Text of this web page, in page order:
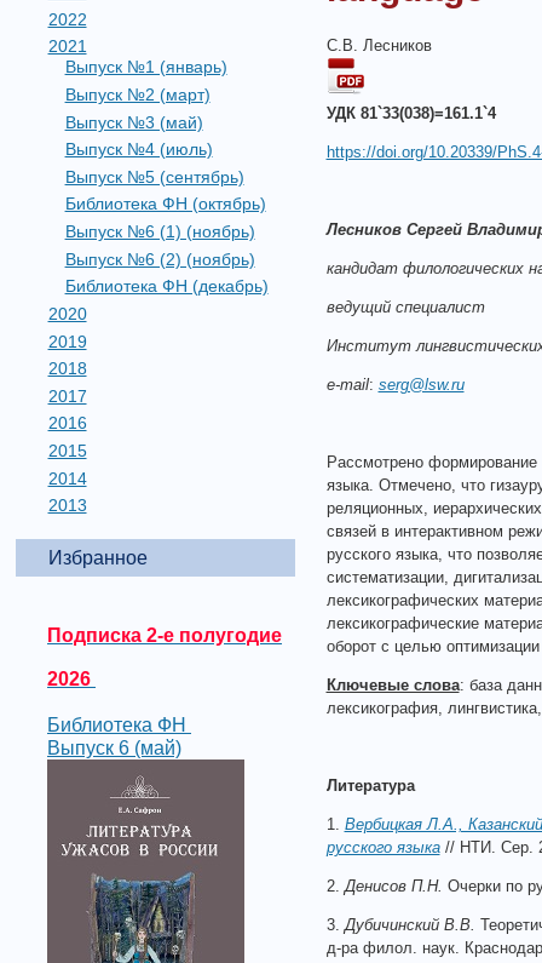
2022
2021
Выпуск №1 (январь)
Выпуск №2 (март)
Выпуск №3 (май)
Выпуск №4 (июль)
Выпуск №5 (сентябрь)
Библиотека ФН (октябрь)
Выпуск №6 (1) (ноябрь)
Выпуск №6 (2) (ноябрь)
Библиотека ФН (декабрь)
2020
2019
2018
2017
2016
2015
2014
2013
Избранное
Подписка 2-е полугодие
2026
Библиотека ФН
Выпуск 6 (май)
С.В. Лесников
УДК 81`33(038)=161.1`4
https://doi.org/10.20339/
Лесников Сергей
кандидат филологических
ведущий специалист
Институт
e-mail: serg@lsw.ru
Рассмотрено формирование
языка. Отмечено, что
реляционных,
связей в интерактивном
русского языка, что
систематизации,
лексикографических
лексикографические
оборот с целью
Ключевые слова: база
лексикография,
Литература
1. Вербицкая Л.А.,
русского языка// НТИ. Сер.
2.Денисов П.Н. Очерки по
3.Дубичинский В.В.
д-ра филол. наук.